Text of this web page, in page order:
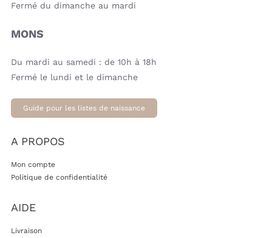
Fermé du dimanche au mardi
MONS
Du mardi au samedi : de 10h à 18h
Fermé le lundi et le dimanche
Guide pour les listes de naissance
A PROPOS
Mon compte
Politique de confidentialité
AIDE
Livraison